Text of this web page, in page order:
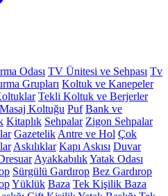
Odası TV Ünitesi ve Sehpası Tv
Grupları Koltuk ve Kanepeler
Tekli Koltuk ve Berjerler
Masaj Koltuğu Puf Bank ve
Kitaplık Sehpalar Zigon Sehpalar
Gazetelik Antre ve Hol Çok
Askılıklar Kapı Askısı Duvar
AyakkabılıkYatak Odası
Sürgülü Gardırop Bez Gardırop
Yüklük Baza Tek Kişilik Baza